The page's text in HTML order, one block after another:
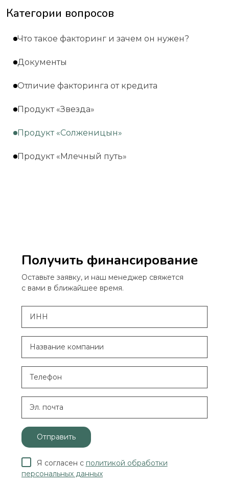
Категории вопросов
Что такое факторинг и зачем он нужен?
Документы
Отличие факторинга от кредита
Продукт «Звезда»
Продукт «Солженицын»
Продукт «Млечный путь»
Получить финансирование
Оставьте заявку, и наш менеджер свяжется
с вами в ближайшее время.
Отправить
Я согласен с политикой обработки
персональных данных